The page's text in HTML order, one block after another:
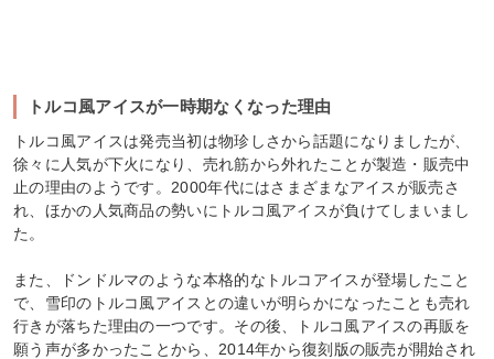
トルコ風アイスが一時期なくなった理由
トルコ風アイスは発売当初は物珍しさから話題になりましたが、
徐々に人気が下火になり、売れ筋から外れたことが製造・販売中
止の理由のようです。2000年代にはさまざまなアイスが販売さ
れ、ほかの人気商品の勢いにトルコ風アイスが負けてしまいまし
た。
また、ドンドルマのような本格的なトルコアイスが登場したこと
で、雪印のトルコ風アイスとの違いが明らかになったことも売れ
行きが落ちた理由の一つです。その後、トルコ風アイスの再販を
願う声が多かったことから、2014年から復刻版の販売が開始され